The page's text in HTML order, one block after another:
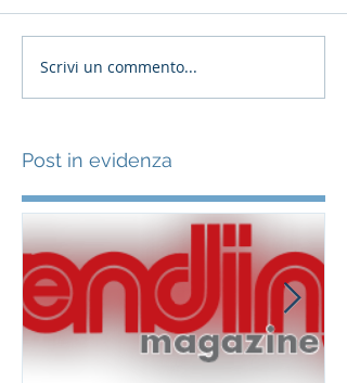
Scrivi un commento...
Post in evidenza